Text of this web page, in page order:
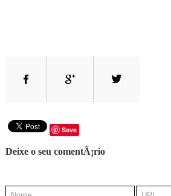
Save
Deixe o seu comentÃ¡rio